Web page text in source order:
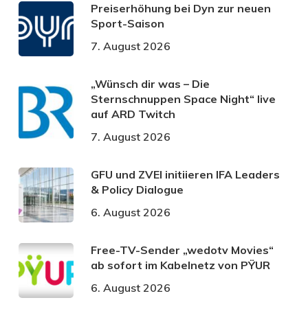
Preiserhöhung bei Dyn zur neuen
Sport-Saison
7. August 2026
„Wünsch dir was – Die
Sternschnuppen Space Night“ live
auf ARD Twitch
7. August 2026
GFU und ZVEI initiieren IFA Leaders
& Policy Dialogue
6. August 2026
Free-TV-Sender „wedotv Movies“
ab sofort im Kabelnetz von PŸUR
6. August 2026